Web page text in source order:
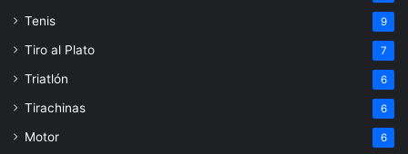
Tenis 9
Tiro al Plato 7
Triatlón 6
Tirachinas 6
Motor 6